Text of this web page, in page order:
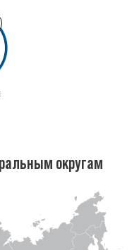
округам